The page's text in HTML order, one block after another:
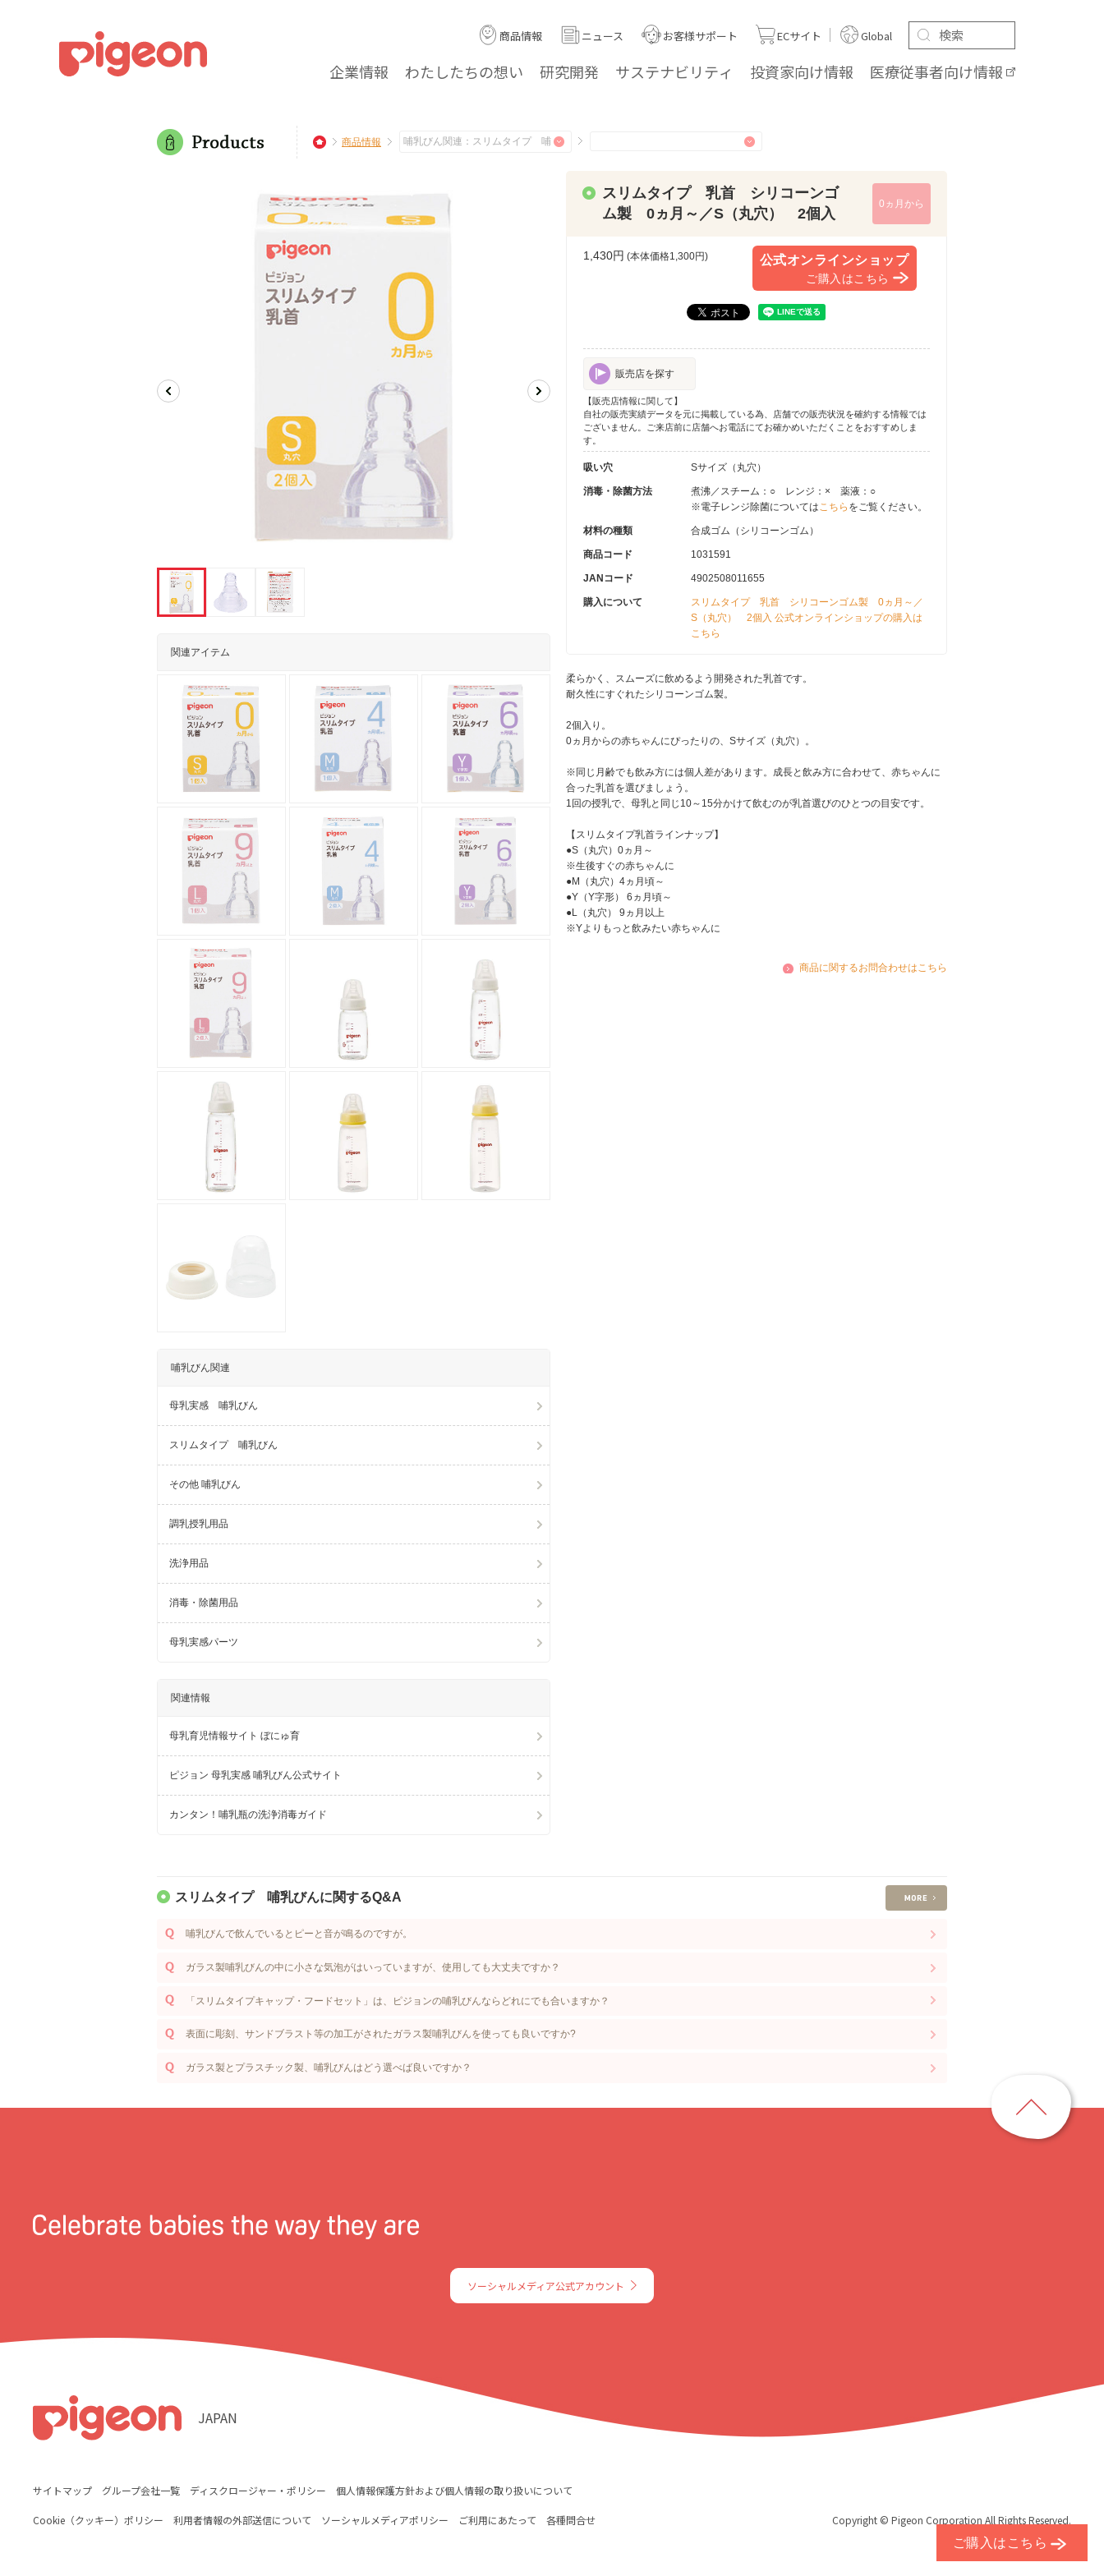
企業情報 わたしたちの想い 研究開発 サステナビリティ 投資家向け情報 医療従事者向け情報
商品情報 ニュース お客様サポート ECサイト Global
商品情報
関連アイテム
哺乳びん関連
母乳実感 哺乳びん
スリムタイプ 哺乳びん
その他 哺乳びん
調乳授乳用品
洗浄用品
消毒・除菌用品
母乳実感パーツ
関連情報
母乳育児情報サイト ぼにゅ育
ピジョン 母乳実感 哺乳びん公式サイト
カンタン！哺乳瓶の洗浄消毒ガイド
スリムタイプ 乳首 シリコーンゴ
ム製 0ヵ月～／S（丸穴） 2個入
0ヵ月から
1,430円 (本体価格1,300円) 公式オンラインショップ
ご購入はこちら
ご購入はこちら
販売店を探す
【販売店情報に関して】
自社の販売実績データを元に掲載している為、店舗での販売状況を確約する情報では
ございません。ご来店前に店舗へお電話にてお確かめいただくことをおすすめしま
す。
吸い穴 Sサイズ（丸穴）
消毒・除菌方法
煮沸／スチーム：○ レンジ：× 薬液：○
※電子レンジ除菌についてはこちら をご覧ください。
材料の種類 合成ゴム（シリコーンゴム）
商品コード 1031591
JANコード 4902508011655
購入について
スリムタイプ 乳首 シリコーンゴム製 0ヵ月～／
S（丸穴） 2個入 公式オンラインショップの購入は
こちら
柔らかく、スムーズに飲めるよう開発された乳首です。
耐久性にすぐれたシリコーンゴム製。
2個入り。
0ヵ月からの赤ちゃんにぴったりの、Sサイズ（丸穴）。
※同じ月齢でも飲み方には個人差があります。成長と飲み方に合わせて、赤ちゃんに
合った乳首を選びましょう。
1回の授乳で、母乳と同じ10～15分かけて飲むのが乳首選びのひとつの目安です。
【スリムタイプ乳首ラインナップ】
●S（丸穴）0ヵ月～
※生後すぐの赤ちゃんに
●M（丸穴）4ヵ月頃～
●Y（Y字形） 6ヵ月頃～
●L（丸穴） 9ヵ月以上
※Yよりもっと飲みたい赤ちゃんに
商品に関するお問合わせはこちら
スリムタイプ 哺乳びんに関するQ&A
哺乳びんで飲んでいるとピーと音が鳴るのですが。
ガラス製哺乳びんの中に小さな気泡がはいっていますが、使用しても大丈夫ですか？
「スリムタイプキャップ・フードセット」は、ピジョンの哺乳びんならどれにでも合いますか？
表面に彫刻、サンドブラスト等の加工がされたガラス製哺乳びんを使っても良いですか?
ガラス製とプラスチック製、哺乳びんはどう選べば良いですか？
ソーシャルメディア公式アカウント
サイトマップ グループ会社一覧 ディスクロージャー・ポリシー 個人情報保護方針および個人情報の取り扱いについて
Cookie（クッキー）ポリシー 利用者情報の外部送信について ソーシャルメディアポリシー ご利用にあたって 各種問合せ
JAPAN
Copyright © Pigeon Corporation All Rights Reserved.
ジ